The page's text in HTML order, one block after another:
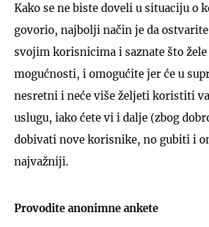
Kako se ne biste doveli u situaciju o
govorio, najbolji način je da
svojim korisnicima i saznate što
mogućnosti, i omogućite jer će u
nesretni i neće više željeti koristiti
uslugu, iako ćete vi i dalje (zbog
dobivati nove korisnike, no gubiti i
najvažniji.
Provodite anonimne ankete